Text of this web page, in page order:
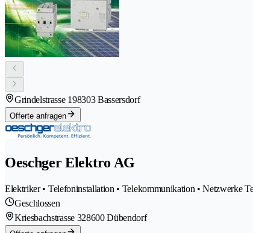
Grindelstrasse 198303 Bassersdorf
Offerte anfragen
Oeschger Elektro AG
Elektriker • Telefoninstallation • Telekommunikation • Netzwerke
Geschlossen
Kriesbachstrasse 328600 Dübendorf